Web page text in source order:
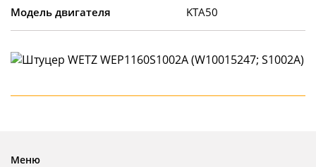
Модель двигателя KTA50
Меню